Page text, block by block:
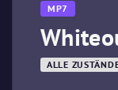
MP7
ALLE